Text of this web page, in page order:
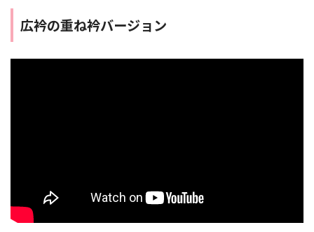
広衿の重ね衿バージョン